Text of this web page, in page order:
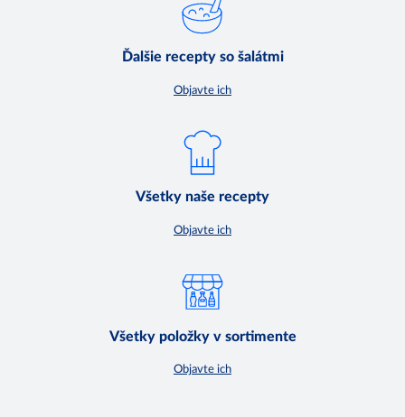
Ďalšie recepty so šalátmi
Objavte ich
Všetky naše recepty
Objavte ich
Všetky položky v sortimente
Objavte ich